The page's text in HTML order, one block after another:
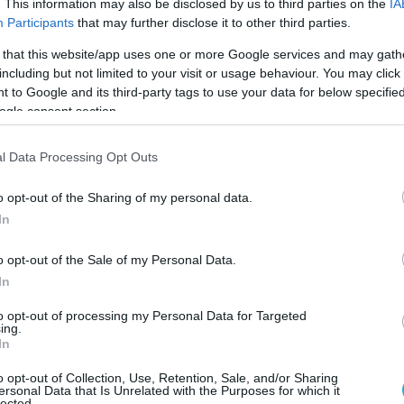
This information may also be disclosed by us to third parties on the
Participants that may further disclose it to other third parties.
that this website/app uses one or more Google services and may
but not limited to your visit or usage behaviour. You may
to Google and its third-party tags to use your data for below
consent section.
Data Processing Opt Outs
opt-out of the Sharing of my personal data.
opt-out of the Sale of my Personal Data.
opt-out of processing my Personal Data for Targeted
opt-out of Collection, Use, Retention, Sale, and/or Sharing
Data that Is Unrelated with the Purposes for which it
12:01
Ο
θηλασμός
κίνδυνο
10.07.2026 12:01
Προειδοποίηση από
ΠΟΥ: Οι δύο μορφές
00:01 10.07.2026 00:01